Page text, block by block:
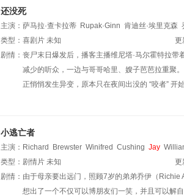
还没死
主演： 萨马拉·查卡拉蒂 Rupak·Ginn 肯迪丝·埃里克森
Suri·Patel August·Redd
类型： 喜剧片 未知
更
剧情： 丧尸末日爆发后，播客主播维尼塔·马尔霍特拉
减少的听众，一边与哥哥哈里、嫂子芭芭拉重聚
正悄悄发生异变，原本只在夜间出没的 “咬者”
小逃亡者
主演： Richard Brewster Winifred Cushing Jay
类型： 剧情片 未知
更
剧情： 由于母亲要出远门，照顾7岁的弟弟乔伊（
想出了一个不仅可以博朋友们一笑，并且可以解